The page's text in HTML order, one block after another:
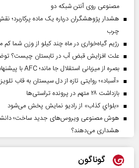
مصنوعی روی آنتن شبکه دو
هشدار پژوهشگران درباره یک ماده پرکاربرد؛
چرب
رژیم گیاه‌خواری در ماه چند کیلو از وزن شما کم
علت افزایش قبض آب در تابستان چیست؟
بصره از میزبانی استقلال جا ماند؛ AFC با پیشنهاد آبی‌ها مخالفت کرد
«آسباد»؛ روایتی تازه از دل سیستان به قاب
بازداشت ۲۸ متهم در پرونده تراستی‌ها
«بلواي کذاب» از رادیو نمایش پخش می‌شود
هوش مصنوعی ویروس‌های جدید ساخت؛
هشداری می‌دهند؟
گوناگون